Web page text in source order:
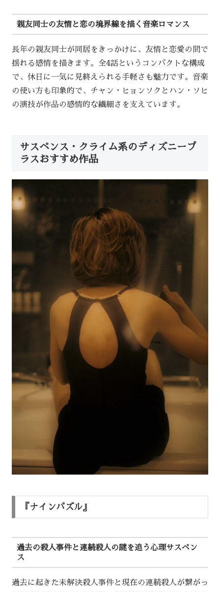
親友同士の友情と恋の境界線を描く音楽ロマンス
長年の親友同士が同居をきっかけに、友情と恋愛の間で
揺れる感情を描きます。全4話というコンパクトな構成
で、休日に一気に見終えられる手軽さも魅力です。音楽
の使い方も印象的で、チャン・ヒョンソクとハン・ソヒ
の演技が作品の感情的な繊細さを支えています。
サスペンス・クライム系のディズニープ
ラスおすすめ作品
『ナインパズル』
過去の殺人事件と連続殺人の謎を追う心理サスペン
ス
過去に起きた未解決殺人事件と現在の連続殺人が繋がっ